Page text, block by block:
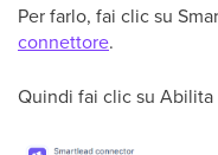
Per farlo, fai clic su
connettore.
Quindi fai clic su